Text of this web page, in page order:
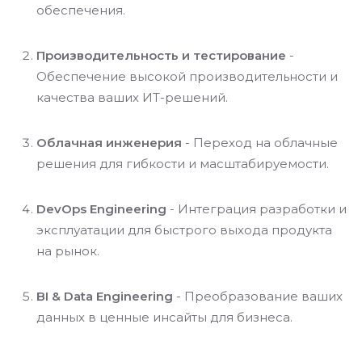
обеспечения.
Производительность и тестирование -
Обеспечение высокой производительности и
качества ваших ИТ-решений.
Облачная инженерия - Переход на облачные
решения для гибкости и масштабируемости.
DevOps Engineering - Интеграция разработки и
эксплуатации для быстрого выхода продукта
на рынок.
BI & Data Engineering - Преобразование ваших
данных в ценные инсайты для бизнеса.